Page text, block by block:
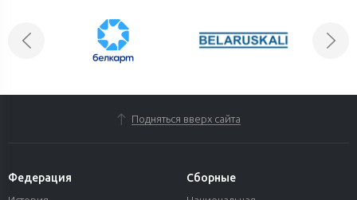
Подняться вверх сайта
Федерация Сборные